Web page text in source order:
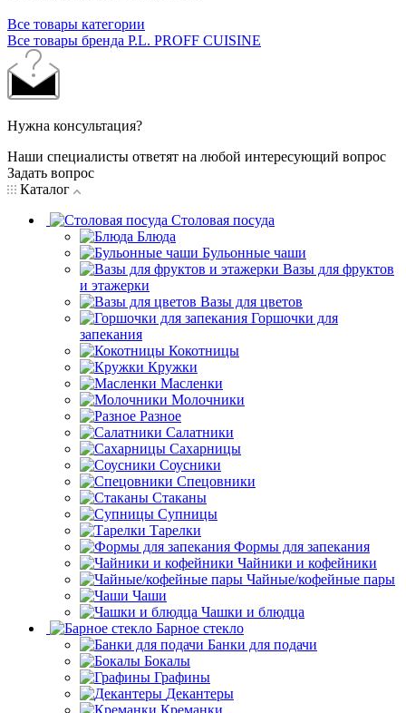
Все товары категории
Все товары бренда P.L. PROFF CUISINE
Нужна консультация?
Наши специалисты ответят на любой интересующий вопрос
Задать вопрос
Каталог
Столовая посуда
Блюда
Бульонные чаши
Вазы для фруктов
и этажерки
Вазы для цветов
Горшочки для
запекания
Кокотницы
Кружки
Масленки
Молочники
Разное
Салатники
Сахарницы
Соусники
Спецовники
Стаканы
Супницы
Тарелки
Формы для запекания
Чайники и кофейники
Чайные/кофейные пары
Чаши
Чашки и блюдца
Барное стекло
Банки для подачи
Бокалы
Графины
Декантеры
Креманки